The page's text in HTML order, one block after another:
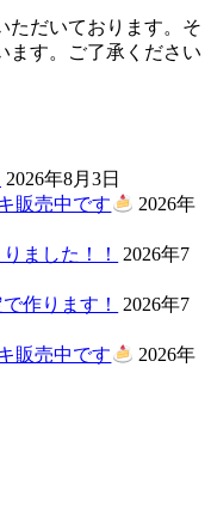
ただいております。そ
ます。ご了承ください
2026年8月3日
販売中です
2026年
ました！！
2026年7
作ります！
2026年7
販売中です
2026年